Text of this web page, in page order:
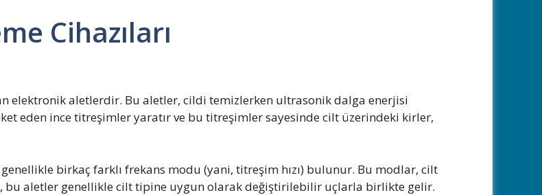
Cihazıları
elektronik aletlerdir. Bu aletler, cildi temizlerken ultrasonik dalga enerjisi
eden ince titreşimler yaratır ve bu titreşimler sayesinde cilt üzerindeki kirler,
birkaç farklı frekans modu (yani, titreşim hızı) bulunur. Bu modlar, cilt
bu aletler genellikle cilt tipine uygun olarak değiştirilebilir uçlarla birlikte gelir.